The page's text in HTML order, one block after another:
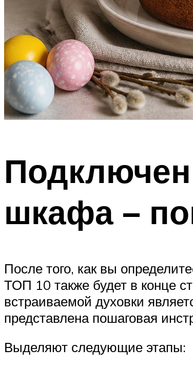
шкафа –
После того, как вы
ТОП 10 также будет в конце
встраиваемой духовки
представлена пошаговая
Выделяют следующие этапы: